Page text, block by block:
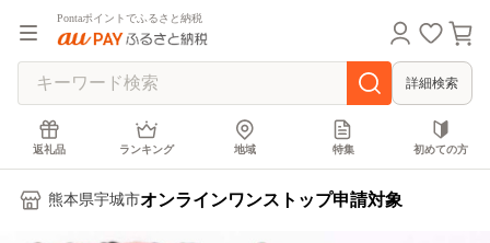
Pontaポイントでふるさと納税
詳細検索
返礼品 ランキング 地域 特集 初めての方
熊本県宇城市オンラインワンストップ申請対象